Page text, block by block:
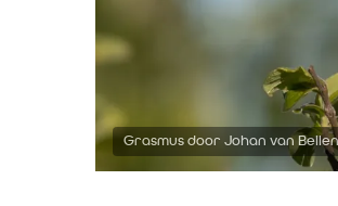
Grasmus door Johan van Beilen